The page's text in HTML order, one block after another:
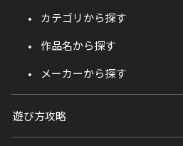
カテゴリから探す
作品名から探す
メーカーから探す
遊び方攻略